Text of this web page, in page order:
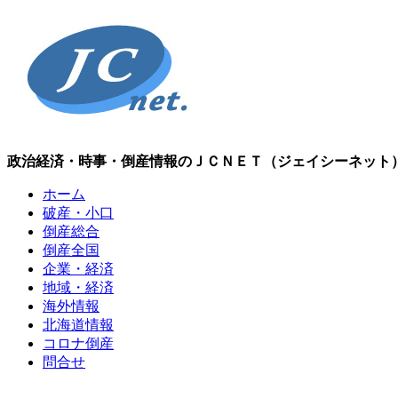
政治経済・時事・倒産情報のＪＣＮＥＴ（ジェイシーネット）
ホーム
破産・小口
倒産総合
倒産全国
企業・経済
地域・経済
海外情報
北海道情報
コロナ倒産
問合せ